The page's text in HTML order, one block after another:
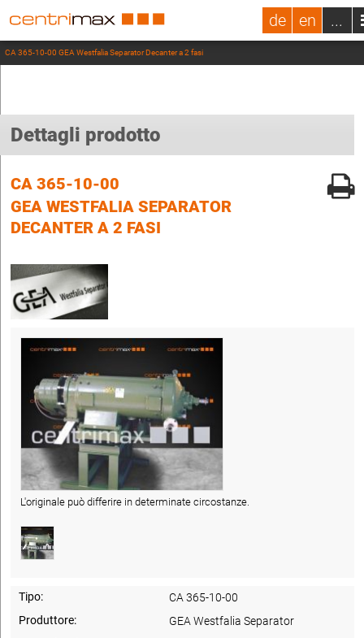
de en ...
CA 365-10-00 GEA Westfalia Separator Decanter a 2 fasi
Dettagli prodotto
CA 365-10-00
GEA WESTFALIA SEPARATOR
DECANTER A 2 FASI
L'originale può differire in determinate circostanze.
Tipo:
CA 365-10-00
Produttore:
GEA Westfalia Separator